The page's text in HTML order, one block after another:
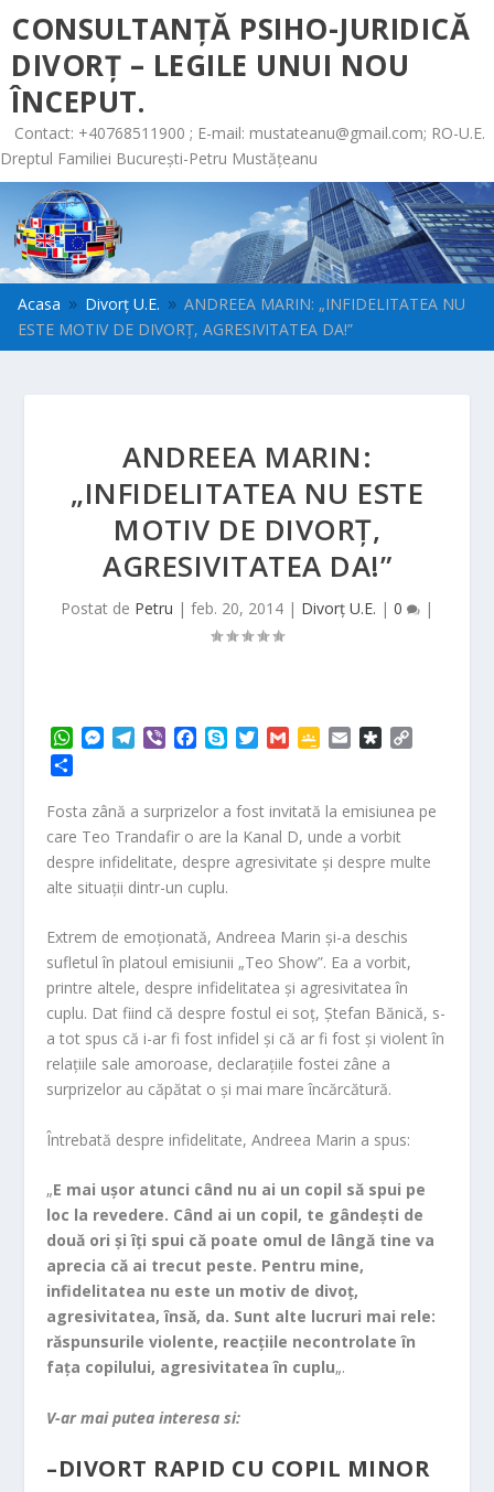
CONSULTANȚĂ PSIHO-JURIDICĂ
DIVORȚ – LEGILE UNUI NOU
ÎNCEPUT.
Contact: +40768511900 ; E-mail: mustateanu@gmail.com; RO-U.E.
Dreptul Familiei București-Petru Mustățeanu
Acasa 9 Divorț U.E. 9 ANDREEA MARIN: „INFIDELITATEA NU
ESTE MOTIV DE DIVORŢ, AGRESIVITATEA DA!”
ANDREEA MARIN:
„INFIDELITATEA NU ESTE
MOTIV DE DIVORŢ,
AGRESIVITATEA DA!”
Postat de Petru | feb. 20, 2014 | Divorț U.E. | 0 |
W
t
A
p
p
M
s
n
g
e
T
e
r
a
m
V
e
r
e
o
o
k
p
e
T
t
e
r
G
i
l
G
g
e
C
s
s
r
o
o
m
i
D
s
p
o
r
y
L
n
r
t
a
j
e
z
ă
Fosta zână a surprizelor a fost invitată la emisiunea pe
care Teo Trandafir o are la Kanal D, unde a vorbit
despre infidelitate, despre agresivitate şi despre multe
alte situaţii dintr-un cuplu.
Extrem de emoţionată, Andreea Marin şi-a deschis
sufletul în platoul emisiunii „Teo Show”. Ea a vorbit,
printre altele, despre infidelitatea şi agresivitatea în
cuplu. Dat fiind că despre fostul ei soţ, Ştefan Bănică, s-
a tot spus că i-ar fi fost infidel şi că ar fi fost şi violent în
relaţiile sale amoroase, declaraţiile fostei zâne a
surprizelor au căpătat o şi mai mare încărcătură.
Întrebată despre infidelitate, Andreea Marin a spus:
„E mai uşor atunci când nu ai un copil să spui pe
loc la revedere. Când ai un copil, te gândeşti de
două ori şi îţi spui că poate omul de lângă tine va
aprecia că ai trecut peste. Pentru mine,
infidelitatea nu este un motiv de divoţ,
agresivitatea, însă, da. Sunt alte lucruri mai rele:
răspunsurile violente, reacţiile necontrolate în
faţa copilului, agresivitatea în cuplu„.
V-ar mai putea interesa si:
–DIVORT RAPID CU COPIL MINOR